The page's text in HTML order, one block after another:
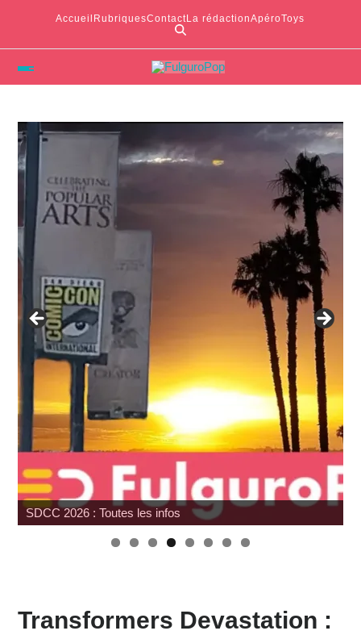
Accueil RubriquesContactLa rédactionApéroToys
SDCC 2026 : Toutes les infos
Transformers Devastation :